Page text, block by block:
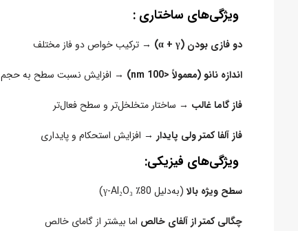
ویژگی‌های ساختاری :
دو فازی بودن (α + γ)
→ ترکیب خواص دو فاز مختلف
اندازه نانو (معمولاً <100 nm)
→ افزایش نسبت سطح به حجم
فاز گاما غالب → ساختار متخلخل‌تر و سطح فعال‌تر
فاز آلفا کمتر ولی پایدار → افزایش استحکام و پایداری
ویژگی‌های فیزیکی:
سطح ویژه بالا (به‌دلیل 80٪ γ-Al₂O₃)
چگالی کمتر از آلفای خالص اما بیشتر از گامای خالص